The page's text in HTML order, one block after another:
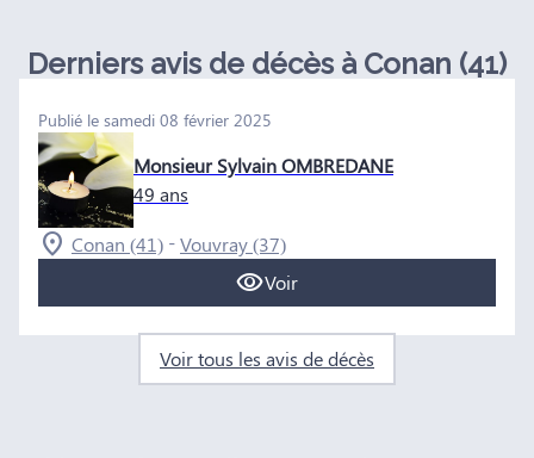
Derniers avis de décès à Conan (41)
Publié le samedi 08 février 2025
Monsieur Sylvain OMBREDANE
49 ans
Conan (41) -Vouvray (37)
Voir
Voir tous les avis de décès